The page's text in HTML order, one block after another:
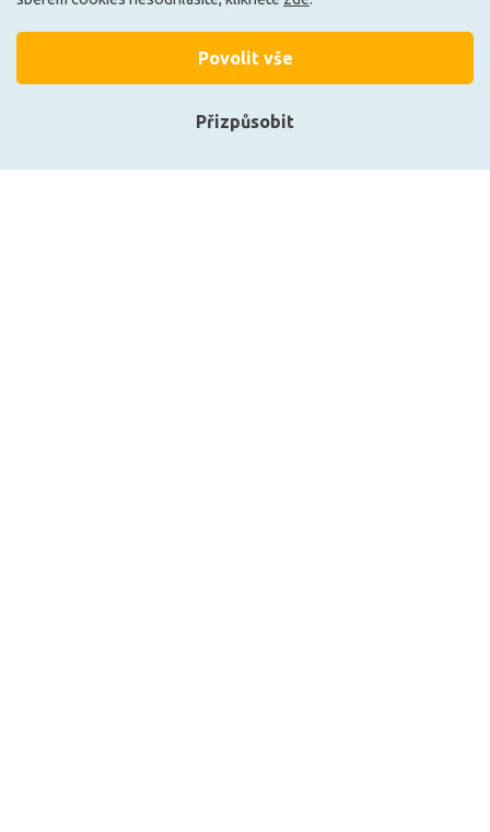
Načíst další
Ze stejné kolekce
Přizpůsobit
Povolit vše